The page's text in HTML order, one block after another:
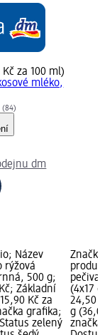
za 100 ml)
mléko,
(84)
dm
Název
rýžová
500 g;
Základní
Kč za
grafika;
zelený
Značka:
pečiva s
(4x17
24,50
g (36,03
značka